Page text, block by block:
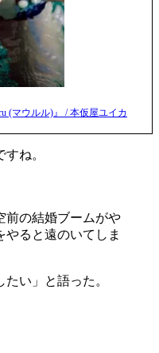
(マウルル)』 / 本仮屋ユイカ
ね。
前の結婚ブームがや
やると遠のいてしま
たい」と語った。